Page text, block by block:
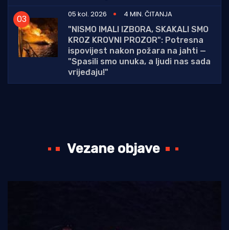
05 kol. 2026
4 MIN. ČITANJA
"NISMO IMALI IZBORA, SKAKALI SMO
KROZ KROVNI PROZOR": Potresna
ispovijest nakon požara na jahti —
"Spasili smo unuka, a ljudi nas sada
vrijeđaju!"
Vezane objave